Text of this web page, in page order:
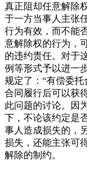
真正阻却任意解除
于一方当事人主张
行为有效，而不能
意解除权的行为，
的违约责任。对于
例等形式予以进一
规定了：“有偿委
合同履行后可以获
此问题的讨论。因
下，不论该约定是
事人造成损失的，
损失，还能主张可
解除的制约。